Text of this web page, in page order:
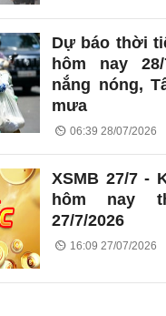
Dự báo thời
hôm nay
nắng nóng,
mưa
06:39 28/07/2026
XSMB 27/7 -
hôm nay
27/7/2026
16:09 27/07/2026